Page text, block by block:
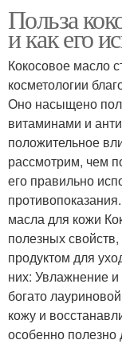
Польза
и как его
Кокосовое масло
косметологии
Оно насыщено
витаминами и
положительное
рассмотрим, чем
его правильно
масла для кожи
полезных
продуктом для
них: Увлажнение
богато
кожу и
особенно полезно